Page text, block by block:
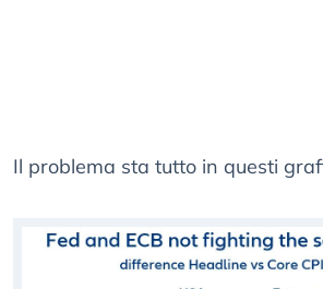
Il problema sta tutto in questi